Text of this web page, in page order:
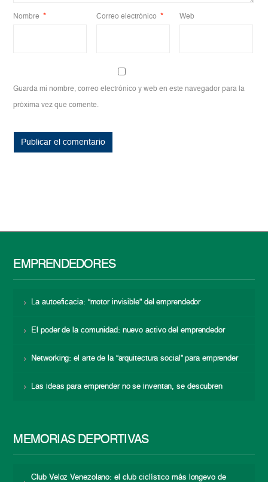
Nombre * Correo electrónico * Web
Guarda mi nombre, correo electrónico y web en este navegador para la
próxima vez que comente.
EMPRENDEDORES
La autoeficacia: “motor invisible” del emprendedor
El poder de la comunidad: nuevo activo del emprendedor
Networking: el arte de la “arquitectura social” para emprender
Las ideas para emprender no se inventan, se descubren
MEMORIAS DEPORTIVAS
Club Veloz Venezolano: el club ciclístico más longevo de